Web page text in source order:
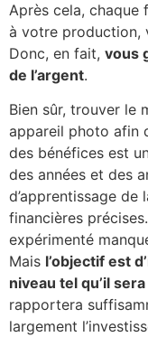
Après cela,
à votre production,
Donc, en fait, vous
de l’argent.
Bien sûr, trouver le
appareil photo afin
des bénéfices est
des années et des
d’apprentissage
financières
expérimenté
Mais l’objectif est
niveau tel qu’il
rapportera
largement